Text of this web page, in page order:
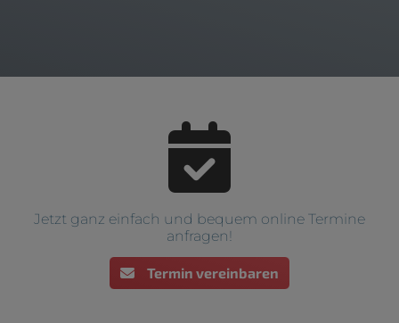
Jetzt ganz einfach und bequem online Termine
anfragen!
Termin vereinbaren